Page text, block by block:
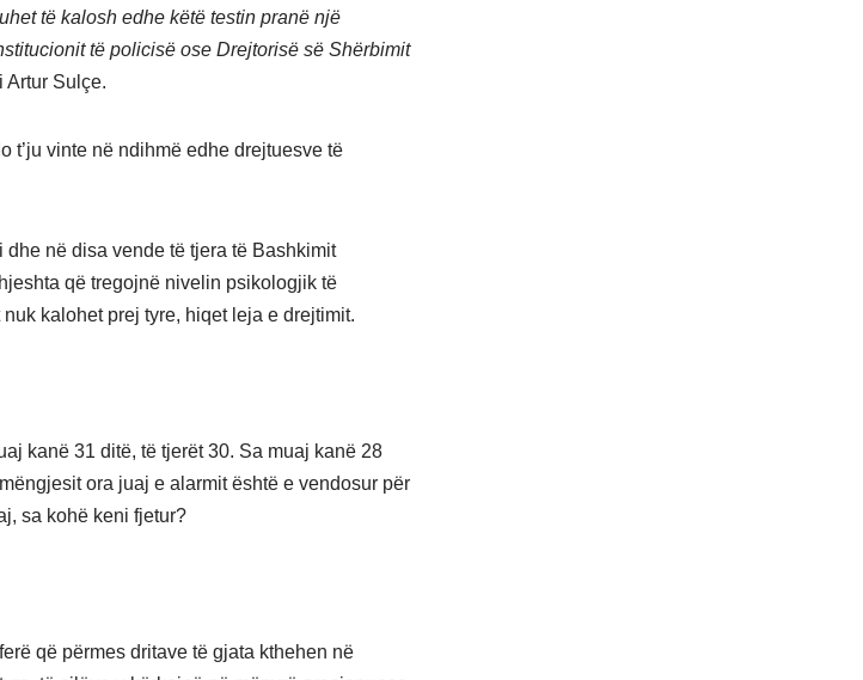
të kalosh edhe këtë testin pranë një
të policisë ose Drejtorisë së Shërbimit
Artur Sulçe.
t’ju vinte në ndihmë edhe drejtuesve të
dhe në disa vende të tjera të Bashkimit
që tregojnë nivelin psikologjik të
kalohet prej tyre, hiqet leja e drejtimit.
kanë 31 ditë, të tjerët 30. Sa muaj kanë 28
ora juaj e alarmit është e vendosur për
sa kohë keni fjetur?
që përmes dritave të gjata kthehen në